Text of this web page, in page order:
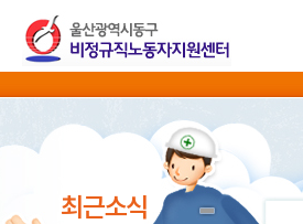
최근소식